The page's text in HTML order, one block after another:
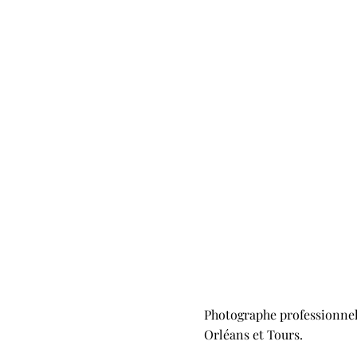
Photographe
Orléans et Tours.